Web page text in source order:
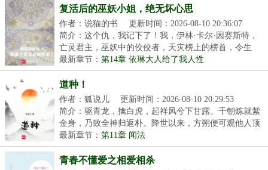
复活后的巫妖小姐，绝无坏心思
作者：说猫的书
更新时间：2026-08-10 20:36:07
简介：这个仇，我记下了！我，伊林·卡尔·因赛斯特，
亡灵君主，巫妖中的佼佼者，天灾榜上的榜首，令生
者...
最新章节： 第14章 依琳大人给了我人性
道种！
作者：狐说儿
更新时间：2026-08-10 20:29:53
简介：驱青龙，擒白虎，起祥风兮下甘露。千朝炼就紫
金身，乃致全神归返朴。降世以来，方朔便可观他人顶
上...
最新章节： 第11章 闻法
青春不懂爱之相爱相杀